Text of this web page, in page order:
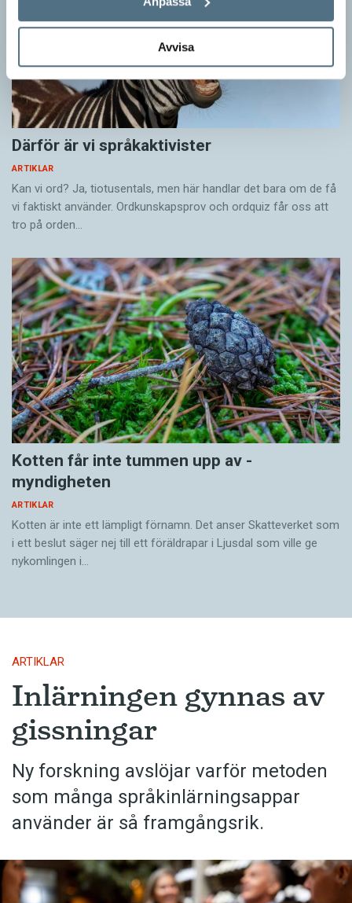
Avvisa
Därför är vi språkaktivister
ARTIKLAR
Kan vi ord? Ja, tiotusentals, men här handlar det bara om de få
vi faktiskt använder. Ordkunskapsprov och ordquiz får oss att
tro på orden…
Kotten får inte tummen upp av ­
myndigheten
ARTIKLAR
Kotten är inte ett lämpligt förnamn. Det anser Skatte­verket som
i ett beslut säger nej till ett föräldra­par i Ljusdal som ville ge
nykomlingen i…
ARTIKLAR
Inlärningen gynnas av
gissningar
Ny forskning avslöjar varför metoden
som många språkinlärningsappar
använder är så framgångsrik.